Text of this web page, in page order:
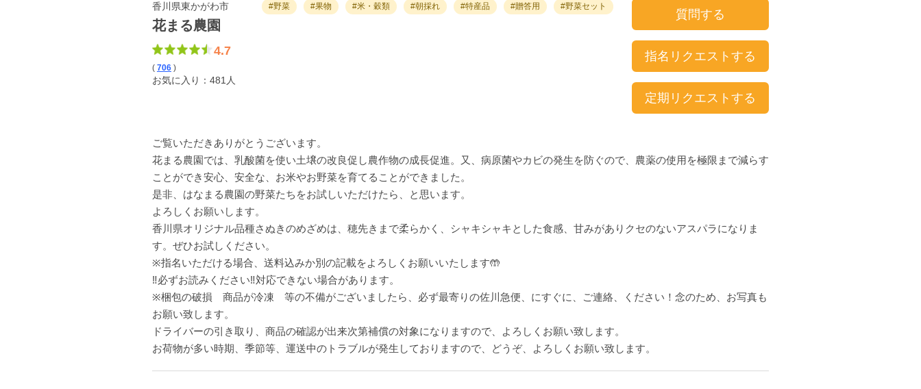
香川県東かがわ市
花まる農園
4.7
( 706 )
お気に入り：481人
#野菜 #果物 #米・穀類 #朝採れ #特産品 #贈答用 #野菜セット
質問する
指名リクエストする
定期リクエストする
ご覧いただきありがとうございます。
花まる農園では、乳酸菌を使い土壌の改良促し農作物の成長促進。又、病原菌やカビの発生を防ぐので、農薬の使用を極限まで減らす
ことができ安心、安全な、お米やお野菜を育てることができました。
是非、はなまる農園の野菜たちをお試しいただけたら、と思います。
よろしくお願いします。
香川県オリジナル品種さぬきのめざめは、穂先きまで柔らかく、シャキシャキとした食感、甘みがありクセのないアスパラになりま
す。ぜひお試しください。
※指名いただける場合、送料込みか別の記載をよろしくお願いいたします🤲
‼️必ずお読みください‼️対応できない場合があります。
※梱包の破損 商品が冷凍 等の不備がございましたら、必ず最寄りの佐川急便、にすぐに、ご連絡、ください！念のため、お写真も
お願い致します。
ドライバーの引き取り、商品の確認が出来次第補償の対象になりますので、よろしくお願い致します。
お荷物が多い時期、季節等、運送中のトラブルが発生しておりますので、どうぞ、よろしくお願い致します。